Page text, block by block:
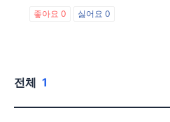
좋아요 0 싫어요 0
전체 1